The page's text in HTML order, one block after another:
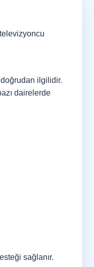
ilgilidir.
dairelerde
sağlanır.